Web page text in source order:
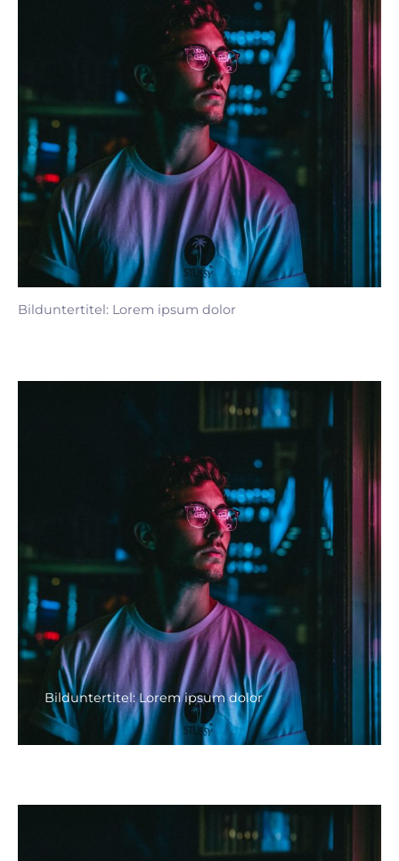
Bilduntertitel: Lorem ipsum dolor
Bilduntertitel: Lorem ipsum dolor